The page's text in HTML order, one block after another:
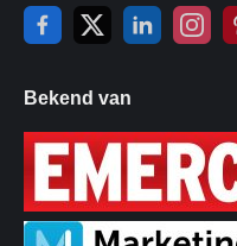
Bekend van